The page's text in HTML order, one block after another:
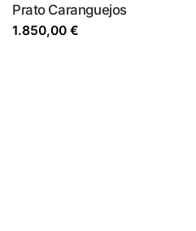
Prato Caranguejos
1.850,00 €